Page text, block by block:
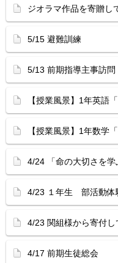
ジオラマ作品を寄贈し
5/15 避難訓練
5/13 前期指導主事訪問
【授業風景】1年英語
【授業風景】1年数学
4/24 「命の大切さを学
4/23 １年生 部活動体
4/23 関組様から寄付
4/17 前期生徒総会